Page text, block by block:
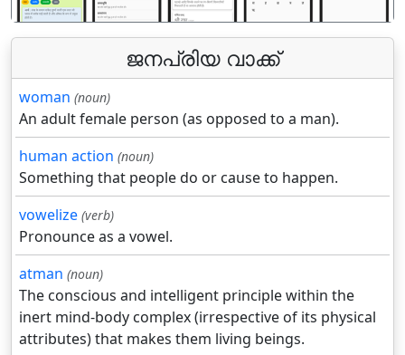
ജനപ്രിയ വാക്ക്
woman (noun)
An adult female person (as opposed to a man).
human action (noun)
Something that people do or cause to happen.
vowelize (verb)
Pronounce as a vowel.
atman (noun)
The conscious and intelligent principle within the
inert mind-body complex (irrespective of its physical
attributes) that makes them living beings.